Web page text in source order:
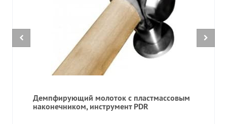
Демпфирующий молоток с пластмассовым
наконечником, инструмент PDR